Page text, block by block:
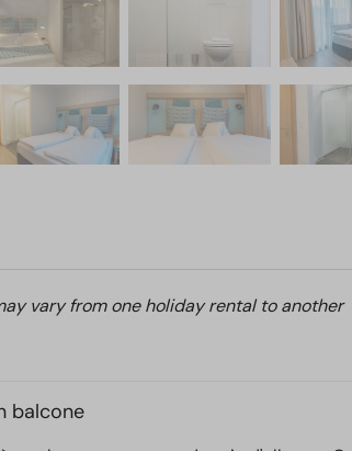
vary from one holiday rental to another
balcone